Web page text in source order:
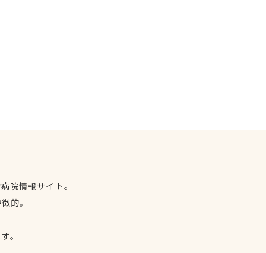
院情報サイト。
的。
。